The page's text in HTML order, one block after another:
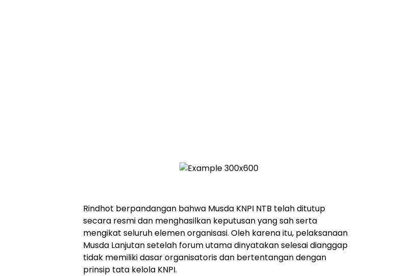
Rindhot berpandangan bahwa Musda KNPI NTB telah ditutup
secara resmi dan menghasilkan keputusan yang sah serta
mengikat seluruh elemen organisasi. Oleh karena itu, pelaksanaan
Musda Lanjutan setelah forum utama dinyatakan selesai dianggap
tidak memiliki dasar organisatoris dan bertentangan dengan
prinsip tata kelola KNPI.